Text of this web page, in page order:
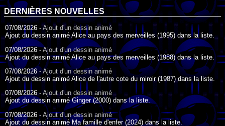
DERNIÈRES NOUVELLES
07/08/2026 - Ajout d'un dessin animé
Ajout du dessin animé Alice au pays des merveilles (1995) dans la liste.
07/08/2026 -Ajout d'un dessin animé
Ajout du dessin animé Alice au pays des merveilles (1988) dans la liste.
07/08/2026 -Ajout d'un dessin animé
Ajout du dessin animé Alice de l'autre cote du miroir (1987) dans la liste.
07/08/2026 -Ajout d'un dessin animé
Ajout du dessin animé Ginger (2000) dans la liste.
07/08/2026 - Ajout d'un dessin animé
Ajout du dessin animé Ma famille d'enfer (2024) dans la liste.